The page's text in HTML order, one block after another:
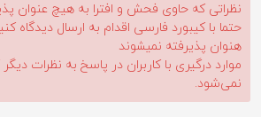
نظراتی که حاوی فحش و افترا به هیچ عنوان
حتما با کیبورد فارسی اقدام به ارسال دیدگاه
هنوان پذیرفته نمیشوند
موارد درگیری با کاربران در پاسخ به نظرات دیگر
نمی‌شود.